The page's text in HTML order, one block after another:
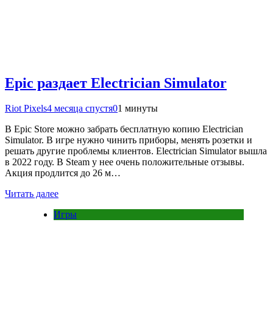
Epic раздает Electrician Simulator
Riot Pixels4 месяца спустя01 минуты
В Epic Store можно забрать бесплатную копию Electrician
Simulator. В игре нужно чинить приборы, менять розетки и
решать другие проблемы клиентов. Electrician Simulator вышла
в 2022 году. В Steam у нее очень положительные отзывы.
Акция продлится до 26 м…
Читать далее
Игры